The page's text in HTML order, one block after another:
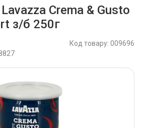
Crema & Gusto
з/б 250г
Код товару: 009696